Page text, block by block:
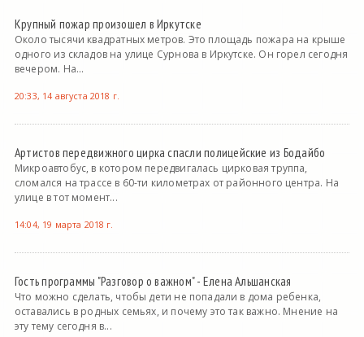
Крупный пожар произошел в Иркутске
Около тысячи квадратных метров. Это площадь пожара на крыше
одного из складов на улице Сурнова в Иркутске. Он горел сегодня
вечером. На...
20:33, 14 августа 2018 г.
Артистов передвижного цирка спасли полицейские из Бодайбо
Микроавтобус, в котором передвигалась цирковая труппа,
сломался на трассе в 60-ти километрах от районного центра. На
улице в тот момент...
14:04, 19 марта 2018 г.
Гость программы "Разговор о важном" - Елена Альшанская
Что можно сделать, чтобы дети не попадали в дома ребенка,
оставались в родных семьях, и почему это так важно. Мнение на
эту тему сегодня в...